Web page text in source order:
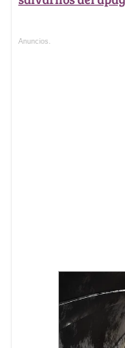
Anuncios.